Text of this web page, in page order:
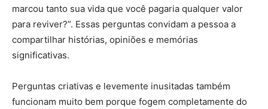
marcou tanto sua vida que você pagaria qualquer valor
para reviver?”. Essas perguntas convidam a pessoa a
compartilhar histórias, opiniões e memórias
significativas.
Perguntas criativas e levemente inusitadas também
funcionam muito bem porque fogem completamente do